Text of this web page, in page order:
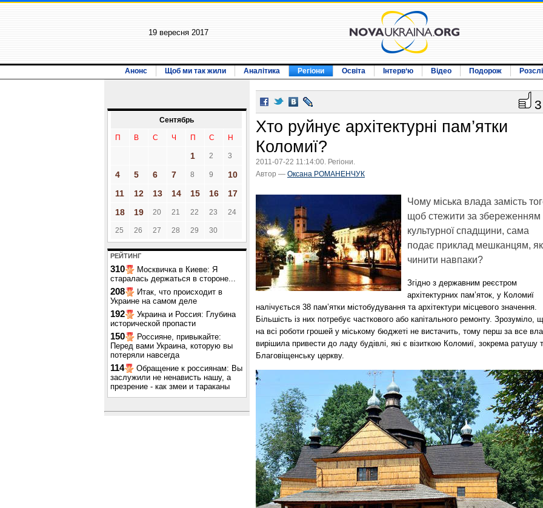
19 вересня 2017
Анонс Щоб ми так жили Аналітика Регіони Освіта Інтерв‘ю Відео Подорож
Сентябрь
П В С Ч П С Н
1 2 3
4 5 6 7 8 9
10
11
12 13 14 15 16
17
18
19 20 21 22 23 24
25 26 27 28 29 30
РЕЙТИНГ
310
Москвичка в Киеве: Я
старалась держаться в стороне...
208
Итак, что происходит в
Украине на самом деле
192
Украина и Россия: Глубина
исторической пропасти
150
Россияне, привыкайте:
Перед вами Украина, которую вы
потеряли навсегда
114
Обращение к россиянам: Вы
заслужили не ненависть нашу, а
презрение - как змеи и тараканы
3
Хто руйнує архітектурні пам’ятки
Коломиї?
2011-07-22 11:14:00. Регіони.
Автор — Оксана РОМАНЕНЧУК
Чому міська влада замість
щоб стежити за збереженням
культурної спадщини, сама
подає приклад мешканцям, як
чинити навпаки?
Згідно з державним реєстром
архітектурних пам’яток, у Коломиї
налічується 38 пам’ятки містобудування та архітектури місцевого значення.
Більшість із них потребує часткового або капітального ремонту. Зрозуміло,
на всі роботи грошей у міському бюджеті не вистачить, тому перш за все
вирішила привести до ладу будівлі, які є візиткою Коломиї, зокрема ратушу
Благовіщенську церкву.